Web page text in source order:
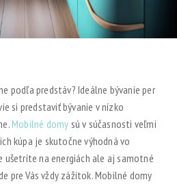
podľa predstáv? Ideálne bývanie per
si predstaviť bývanie v nízko
Mobilné domy sú v súčasnosti veľmi
kúpa je skutočne výhodná vo
ušetríte na energiách ale aj samotné
pre Vás vždy zážitok. Mobilné domy